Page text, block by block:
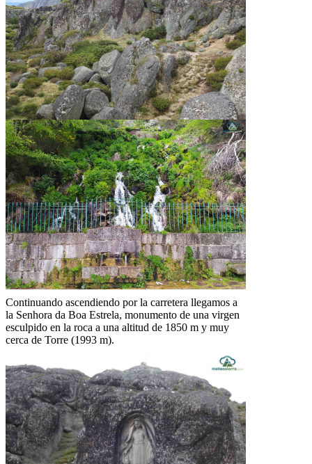
Continuando ascendiendo por la carretera llegamos a
la Senhora da Boa Estrela, monumento de una virgen
esculpido en la roca a una altitud de 1850 m y muy
cerca de Torre (1993 m).